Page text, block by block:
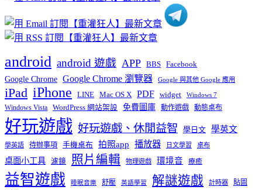
android android 遊戲 APP BBS Facebook
Google Chrome Google Chrome 瀏覽器 Google 與其他 Google 應用
iPad iPhone LINE Mac OS X PDF widget Windows 7
Windows Vista WordPress 網站架設 免費圖庫 動作遊戲 動態桌布
好玩遊戲 好玩遊戲、休閒益智 學日文 學英文
學英語 待辦事項 手機桌布 拍照app 播放器 日文學習 桌布
桌面小工具 濾鏡 照片編輯 物理遊戲 環境音 療癒
益智遊戲 睡眠音樂 舒壓 英語學習 解謎遊戲 計時器
貼圖